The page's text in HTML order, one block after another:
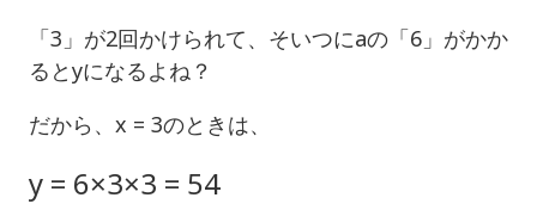
「3」が2回かけられて、そいつにaの「6」がかか
るとyになるよね？
だから、x = 3のときは、
y = 6×3×3 = 54